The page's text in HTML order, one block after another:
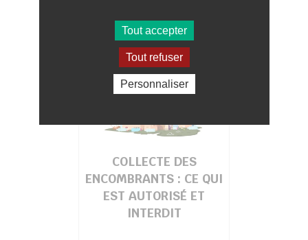
SES HABITUDES
COLLECTE DES
ENCOMBRANTS : CE QUI
EST AUTORISÉ ET
INTERDIT
Tout accepter
Tout refuser
Personnaliser